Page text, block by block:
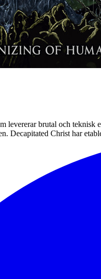
levererar brutal och
Decapitated Christ har